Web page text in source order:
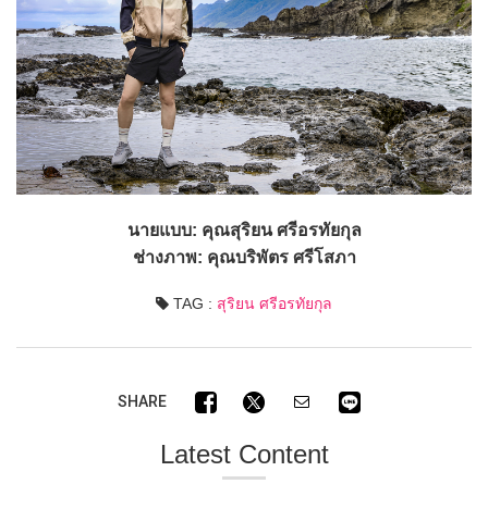
นายแบบ: คุณสุริยน ศรีอรทัยกุล
ช่างภาพ: คุณบริพัตร ศรีโสภา
TAG : สุริยน ศรีอรทัยกุล
SHARE
Latest Content